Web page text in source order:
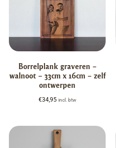
Borrelplank graveren –
walnoot – 33cm x 16cm – zelf
ontwerpen
€34,95 incl. btw